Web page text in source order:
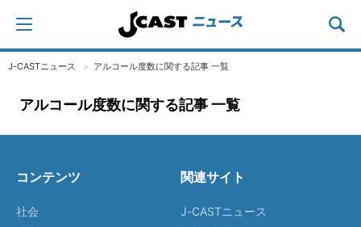
J-CASTニュース アルコール度数に関する記事 一覧
アルコール度数に関する記事 一覧
コンテンツ
社会
関連サイト
J-CASTニュース